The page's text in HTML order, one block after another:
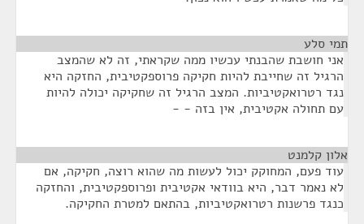
תמי סלע
אני חושבת שהבנתי עכשיו ממה שקראתי, זה לא שהמצב
הרגיל זה שחייבת להיות חקיקה פרוספקטיבית, החזקה היא
נגד רטרואקטיביות. המצב הרגיל זה שחקיקה יכולה להיות
עם תחולה אקטיבית, אין בזה - -
אלון קלמנט
עוד פעם, המחוקק יכול לעשות מה שהוא רוצה, חקיקה, אם
לא נאמר דבר, היא בוודאי אקטיבית ופרוספקטיבית, והחזקה
כנגד פרשנות רטרואקטיביות, בהתאם למטרת החקיקה.